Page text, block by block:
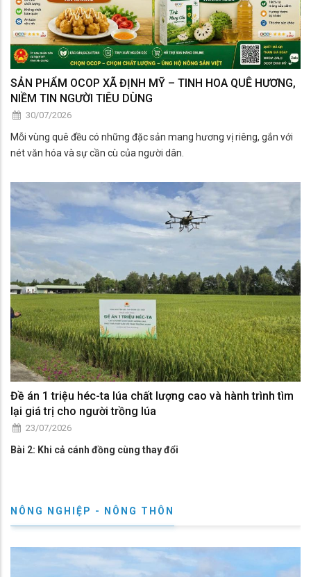
SẢN PHẨM OCOP XÃ ĐỊNH MỸ – TINH HOA QUÊ HƯƠNG,
NIỀM TIN NGƯỜI TIÊU DÙNG
30/07/2026
Mỗi vùng quê đều có những đặc sản mang hương vị riêng, gắn với
nét văn hóa và sự cần cù của người dân.
Đề án 1 triệu héc-ta lúa chất lượng cao và hành trình tìm
lại giá trị cho người trồng lúa
23/07/2026
Bài 2: Khi cả cánh đồng cùng thay đổi
NÔNG NGHIỆP - NÔNG THÔN